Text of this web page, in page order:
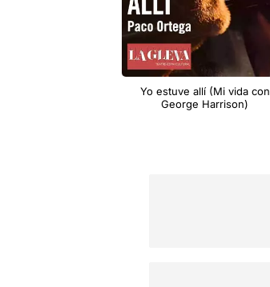
Yo estuve allí (Mi vida con
George Harrison)